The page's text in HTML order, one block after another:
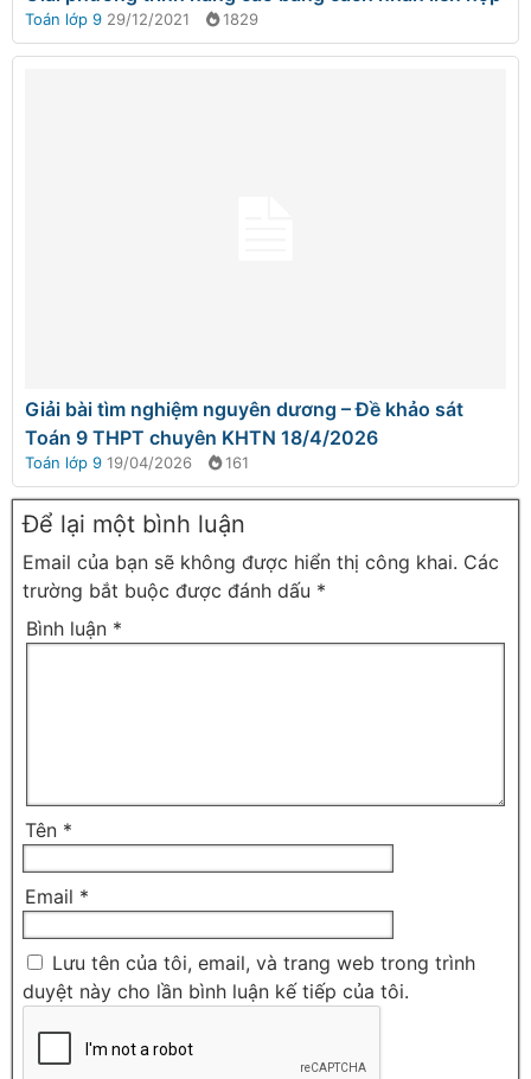
Toán lớp 9 29/12/2021 1829
Giải bài tìm nghiệm nguyên dương – Đề khảo sát
Toán 9 THPT chuyên KHTN 18/4/2026
Toán lớp 9 19/04/2026 161
Để lại một bình luận
Email của bạn sẽ không được hiển thị công khai. Các
trường bắt buộc được đánh dấu *
Bình luận *
Tên *
Email *
Lưu tên của tôi, email, và trang web trong trình
duyệt này cho lần bình luận kế tiếp của tôi.